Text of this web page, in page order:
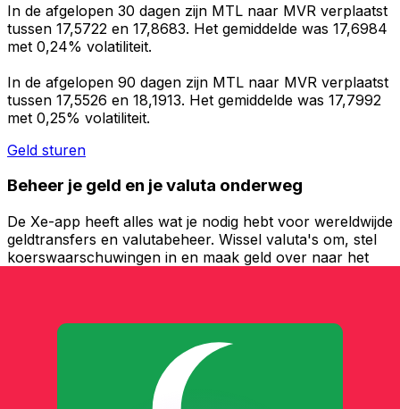
In de afgelopen 30 dagen zijn MTL naar MVR verplaatst
tussen 17,5722 en 17,8683. Het gemiddelde was 17,6984
met 0,24% volatiliteit.
In de afgelopen 90 dagen zijn MTL naar MVR verplaatst
tussen 17,5526 en 18,1913. Het gemiddelde was 17,7992
met 0,25% volatiliteit.
Geld sturen
Beheer je geld en je valuta onderweg
De Xe-app heeft alles wat je nodig hebt voor wereldwijde
geldtransfers en valutabeheer. Wissel valuta's om, stel
koerswaarschuwingen in en maak geld over naar het